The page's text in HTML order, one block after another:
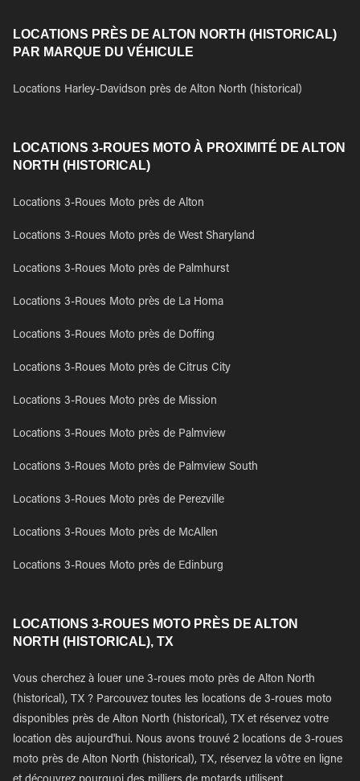
LOCATIONS PRÈS DE ALTON NORTH (HISTORICAL)
PAR MARQUE DU VÉHICULE
Locations Harley-Davidson près de Alton North (historical)
LOCATIONS 3-ROUES MOTO À PROXIMITÉ DE ALTON
NORTH (HISTORICAL)
Locations 3-Roues Moto près de Alton
Locations 3-Roues Moto près de West Sharyland
Locations 3-Roues Moto près de Palmhurst
Locations 3-Roues Moto près de La Homa
Locations 3-Roues Moto près de Doffing
Locations 3-Roues Moto près de Citrus City
Locations 3-Roues Moto près de Mission
Locations 3-Roues Moto près de Palmview
Locations 3-Roues Moto près de Palmview South
Locations 3-Roues Moto près de Perezville
Locations 3-Roues Moto près de McAllen
Locations 3-Roues Moto près de Edinburg
LOCATIONS 3-ROUES MOTO PRÈS DE ALTON
NORTH (HISTORICAL), TX
Vous cherchez à louer une 3-roues moto près de Alton North
(historical), TX ? Parcouvez toutes les locations de 3-roues moto
disponibles près de Alton North (historical), TX et réservez votre
location dès aujourd'hui. Nous avons trouvé 2 locations de 3-roues
moto près de Alton North (historical), TX, réservez la vôtre en ligne